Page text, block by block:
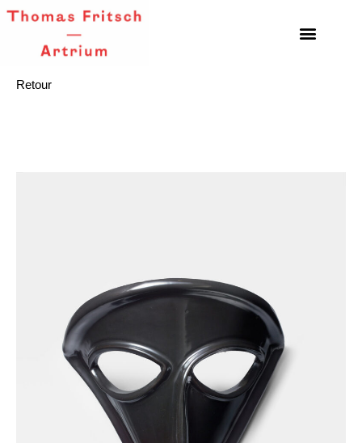
Retour